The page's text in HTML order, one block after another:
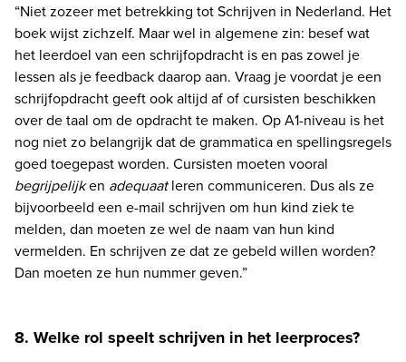
“Niet zozeer met betrekking tot Schrijven in Nederland. Het
boek wijst zichzelf. Maar wel in algemene zin: besef wat
het leerdoel van een schrijfopdracht is en pas zowel je
lessen als je feedback daarop aan. Vraag je voordat je een
schrijfopdracht geeft ook altijd af of cursisten beschikken
over de taal om de opdracht te maken. Op A1-niveau is het
nog niet zo belangrijk dat de grammatica en spellingsregels
begrijpelijk en adequaat leren communiceren. Dus als ze
bijvoorbeeld een e-mail schrijven om hun kind ziek te
melden, dan moeten ze wel de naam van hun kind
vermelden. En schrijven ze dat ze gebeld willen worden?
Dan moeten ze hun nummer geven.”
8. Welke rol speelt schrijven in het leerproces?